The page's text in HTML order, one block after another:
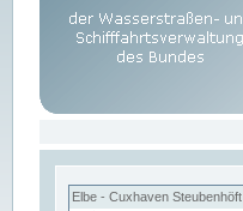
Elbe - Cuxhaven Steubenhöft